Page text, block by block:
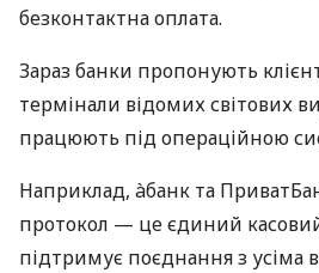
безконтактна оплата.
Зараз банки пропонують
термінали відомих світових
працюють під операційною
Наприклад, àбанк та
протокол — це єдиний
підтримує поєднання з усіма